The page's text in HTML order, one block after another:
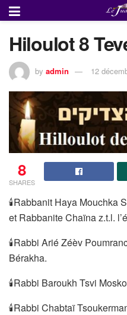
Hiloulot 8
by admin 12
8
SHARES
🕯Rabbanit Haya Mouchka
et Rabbanite Chaïna z.t.l.
🕯Rabbi Arié Zéèv
Bérakha.
🕯Rabbi Baroukh Tsvi
🕯Rabbi Chabtaï